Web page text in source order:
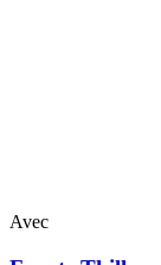
Avec